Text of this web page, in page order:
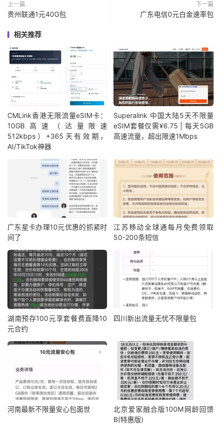
上一篇
贵州联通1元40G包
下一篇
广东电信0元白金速率包
相关推荐
CMLink香港无限流量eSIM卡：
10GB高速（达量限速
512kbps）+365天有效期，
AI/TikTok神器
Superalink 中国大陆5天不限量
eSIM套餐仅需¥6.75 | 每天5GB
高速流量，超出限速1Mbps
广东星卡办理10元优惠的抓紧时
间了
江苏移动全球通每月免费领取
50-200条短信
湖南预存100元享套餐费直降10
元合约
四川新出流量无忧不限量包
河南最新不限量安心包面世
北京爱家融合版100M网龄回馈
B(特惠版)